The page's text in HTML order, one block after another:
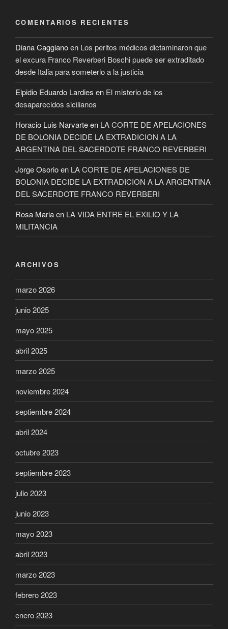
COMENTARIOS RECIENTES
Diana Caggianoen Los peritos médicos dictaminaron que
el excura Franco Reverberi Boschi puede ser extraditado
desde Italia para someterlo a la justicia
Elpidio Eduardo Lardies en El misterio de los
desaparecidos sicilianos
Horacio Luis Narvarteen LA CORTE DE APELACIONES
DE BOLONIA DECIDE LA EXTRADICION A LA
ARGENTINA DEL SACERDOTE FRANCO REVERBERI
Jorge Osorioen LA CORTE DE APELACIONES DE
BOLONIA DECIDE LA EXTRADICION A LA ARGENTINA
DEL SACERDOTE FRANCO REVERBERI
Rosa Mariaen LA VIDA ENTRE EL EXILIO Y LA
MILITANCIA
ARCHIVOS
marzo 2026
junio 2025
mayo 2025
abril 2025
marzo 2025
noviembre 2024
septiembre 2024
abril 2024
octubre 2023
septiembre 2023
julio 2023
junio 2023
mayo 2023
abril 2023
marzo 2023
febrero 2023
enero 2023